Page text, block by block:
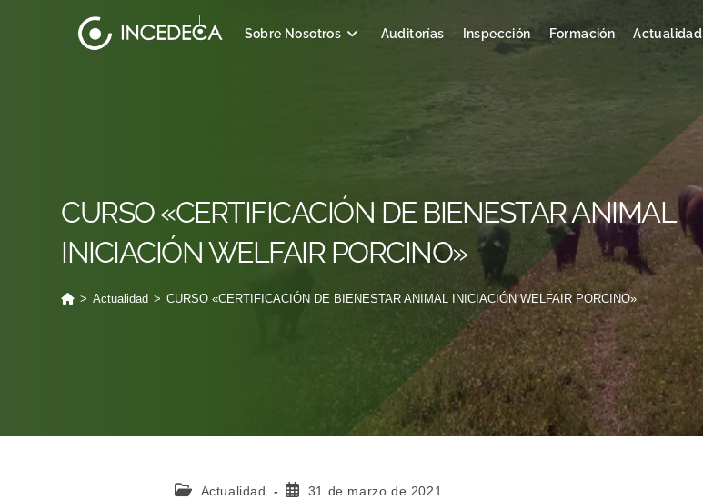
Sobre Nosotros Auditorías Inspección Formación Actualidad
CURSO «CERTIFICACIÓN DE BIENESTAR ANIMAL
INICIACIÓN WELFAIR PORCINO»
> Actualidad > CURSO «CERTIFICACIÓN DE BIENESTAR ANIMAL INICIACIÓN WELFAIR PORCINO»
Actualidad 31 de marzo de 2021